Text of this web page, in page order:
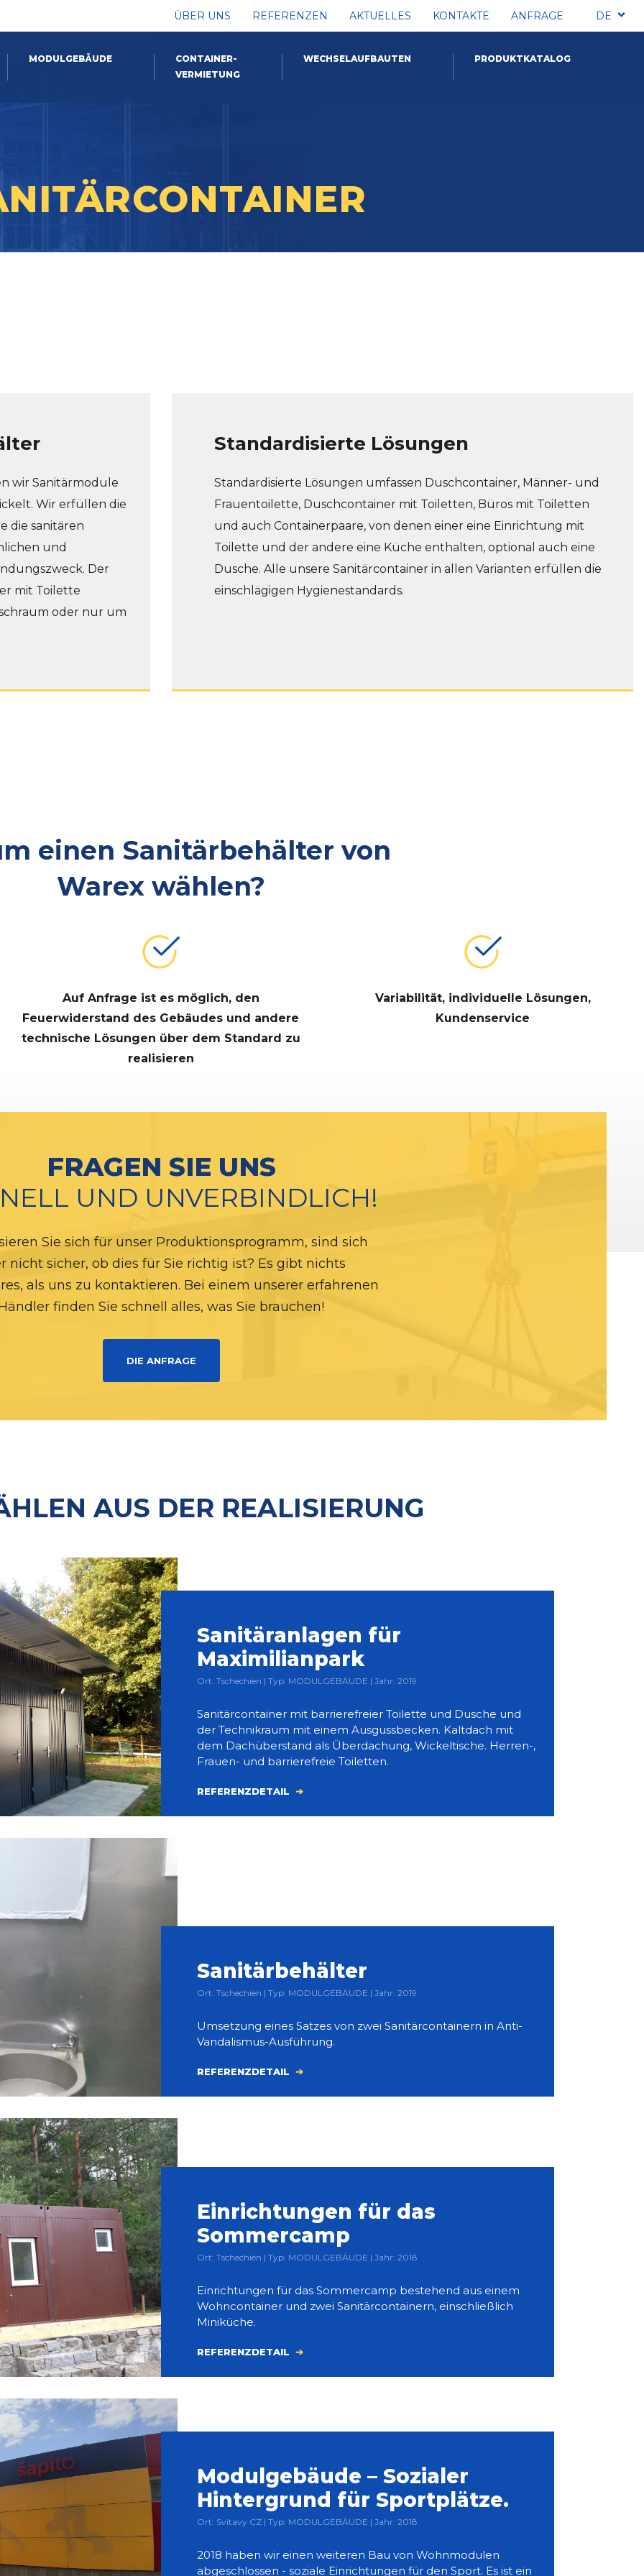
ÜBER UNS REFERENZEN AKTUELLES KONTAKTE ANFRAGE DE
MODULGEBÄUDE
CONTAINER-
VERMIETUNG
WECHSELAUFBAUTEN PRODUKTKATALOG
wir Sanitärmodule
Wir erfüllen die
die sanitären
und
Der
mit Toilette
oder nur um
Standardisierte Lösungen
Standardisierte Lösungen umfassen Duschcontainer, Männer- und
Frauentoilette, Duschcontainer mit Toiletten, Büros mit Toiletten
und auch Containerpaare, von denen einer eine Einrichtung mit
Toilette und der andere eine Küche enthalten, optional auch eine
Dusche. Alle unsere Sanitärcontainer in allen Varianten erfüllen die
einschlägigen Hygienestandards.
einen Sanitärbehälter von
Warex wählen?
Auf Anfrage ist es möglich, den
Feuerwiderstand des Gebäudes und andere
technische Lösungen über dem Standard zu
realisieren
Variabilität, individuelle Lösungen,
Kundenservice
FRAGEN SIE UNS
UND UNVERBINDLICH!
Sie sich für unser Produktionsprogramm, sind sich
nicht sicher, ob dies für Sie richtig ist? Es gibt nichts
als uns zu kontaktieren. Bei einem unserer erfahrenen
finden Sie schnell alles, was Sie brauchen!
DIE ANFRAGE
AUS DER REALISIERUNG
Sanitäranlagen für
Maximilianpark
Ort: Tschechien | Typ: MODULGEBÄUDE | Jahr: 2019
Sanitärcontainer mit barrierefreier Toilette und Dusche und
der Technikraum mit einem Ausgussbecken. Kaltdach mit
dem Dachüberstand als Überdachung, Wickeltische. Herren-,
Frauen- und barrierefreie Toiletten.
REFERENZDETAIL
Sanitärbehälter
Ort: Tschechien | Typ: MODULGEBÄUDE | Jahr: 2019
Umsetzung eines Satzes von zwei Sanitärcontainern in Anti-
Vandalismus-Ausführung.
REFERENZDETAIL
Einrichtungen für das
Sommercamp
Ort: Tschechien | Typ: MODULGEBÄUDE | Jahr: 2018
Einrichtungen für das Sommercamp bestehend aus einem
Wohncontainer und zwei Sanitärcontainern, einschließlich
Miniküche.
REFERENZDETAIL
Modulgebäude – Sozialer
Hintergrund für Sportplätze.
Ort: Svitavy CZ | Typ: MODULGEBÄUDE | Jahr: 2018
2018 haben wir einen weiteren Bau von Wohnmodulen
abgeschlossen - soziale Einrichtungen für den Sport. Es ist ein